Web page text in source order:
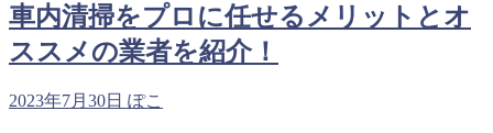
車内清掃をプロに任せるメリットとオ
ススメの業者を紹介！
2023年7月30日 ぽこ